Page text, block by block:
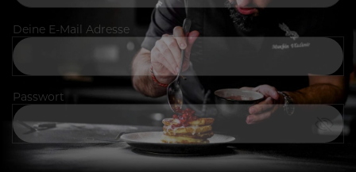
Deine E-Mail Adresse
Passwort